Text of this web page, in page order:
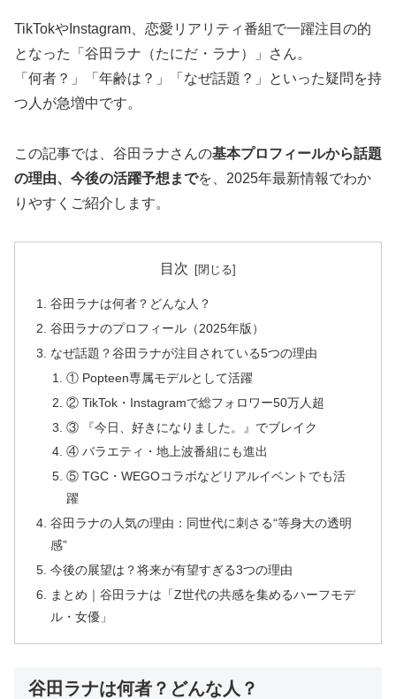
TikTokやInstagram、恋愛リアリティ番組で一躍注目の的
となった「谷田ラナ（たにだ・ラナ）」さん。
「何者？」「年齢は？」「なぜ話題？」といった疑問を持
つ人が急増中です。
この記事では、谷田ラナさんの基本プロフィールから話題
の理由、今後の活躍予想までを、2025年最新情報でわか
りやすくご紹介します。
目次
谷田ラナは何者？どんな人？
谷田ラナのプロフィール（2025年版）
なぜ話題？谷田ラナが注目されている5つの理由
① Popteen専属モデルとして活躍
② TikTok・Instagramで総フォロワー50万人超
③ 『今日、好きになりました。』でブレイク
④ バラエティ・地上波番組にも進出
⑤ TGC・WEGOコラボなどリアルイベントでも活
躍
谷田ラナの人気の理由：同世代に刺さる“等身大の透明
感”
今後の展望は？将来が有望すぎる3つの理由
まとめ｜谷田ラナは「Z世代の共感を集めるハーフモデ
ル・女優」
谷田ラナは何者？どんな人？